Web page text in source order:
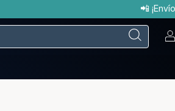
📲 ¡Envío